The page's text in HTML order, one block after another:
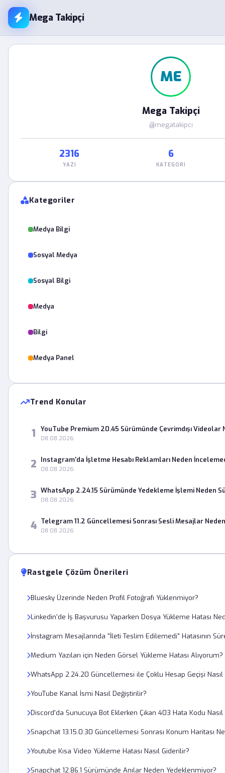
Mega Takipçi
ME
Mega Takipçi
@megatakipci
2316
YAZI
6
KATEGORI
Kategoriler
Medya Bilgi
Sosyal Medya
Sosyal Bilgi
Medya
Bilgi
Medya Panel
Trend Konular
1 YouTube Premium 20.45 Sürümünde Çevrimdışı Videolar
08.08.2026
2 Instagram'da İşletme Hesabı Reklamları Neden
08.08.2026
3 WhatsApp 2.24.15 Sürümünde Yedekleme İşlemi Neden
08.08.2026
4 Telegram 11.2 Güncellemesi Sonrası Sesli Mesajlar Neden
08.08.2026
Rastgele Çözüm Önerileri
Bluesky Üzerinde Neden Profil Fotoğrafı Yüklenmiyor?
Linkedin'de İş Başvurusu Yaparken Dosya Yükleme Hatası
İnstagram Mesajlarında "İleti Teslim Edilemedi" Hatasının
Medium Yazıları için Neden Görsel Yükleme Hatası Alıyorum?
WhatsApp 2.24.20 Güncellemesi ile Çoklu Hesap Geçişi Nasıl
YouTube Kanal İsmi Nasıl Değiştirilir?
Discord'da Sunucuya Bot Eklerken Çıkan 403 Hata Kodu
Snapchat 13.15.0.30 Güncellemesi Sonrası Konum Haritası
Youtube Kısa Video Yükleme Hatası Nasıl Giderilir?
Snapchat 12.86.1 Sürümünde Anılar Neden Yedeklenmiyor?